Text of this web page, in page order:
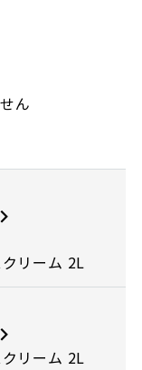
ん
リーム 2L
リーム 2L